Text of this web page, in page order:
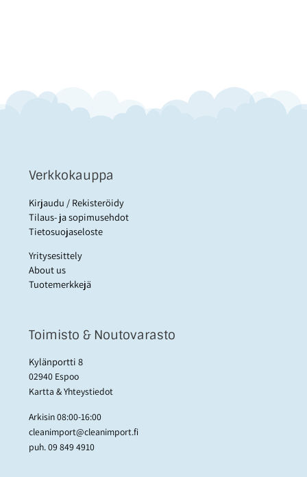
Verkkokauppa
Kirjaudu / Rekisteröidy
Tilaus- ja sopimusehdot
Tietosuojaseloste
Yritysesittely
About us
Tuotemerkkejä
Toimisto & Noutovarasto
Kylänportti 8
02940 Espoo
Kartta & Yhteystiedot
Arkisin 08:00-16:00
cleanimport@cleanimport.fi
puh.09 849 4910